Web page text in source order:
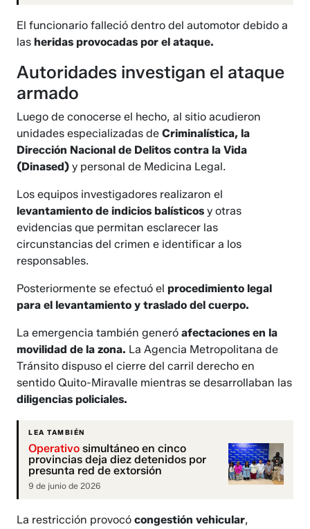
El funcionario falleció dentro del automotor debido a
las heridas provocadas por el ataque.
Autoridades investigan el ataque
armado
Luego de conocerse el hecho, al sitio acudieron
unidades especializadas de Criminalística, la
Dirección Nacional de Delitos contra la Vida
(Dinased)y personal de Medicina Legal.
Los equipos investigadores realizaron el
levantamiento de indicios balísticosy otras
evidencias que permitan esclarecer las
circunstancias del crimen e identificar a los
responsables.
Posteriormente se efectuó elprocedimiento legal
para el levantamiento y traslado del cuerpo.
La emergencia también generóafectaciones en la
movilidad de la zona. La Agencia Metropolitana de
Tránsito dispuso el cierre del carril derecho en
sentido Quito-Miravalle mientras se desarrollaban las
diligencias policiales.
LEA TAMBIÉN
Operativo simultáneo en cinco
provincias deja diez detenidos por
presunta red de extorsión
9 de junio de 2026
La restricción provocócongestión vehicular,